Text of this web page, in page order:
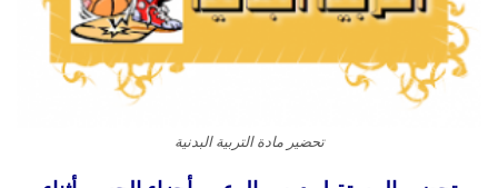
تحضير مادة التربية البدنية